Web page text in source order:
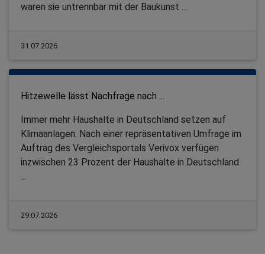
waren sie untrennbar mit der Baukunst ...
31.07.2026
Hitzewelle lässt Nachfrage nach ...
Immer mehr Haushalte in Deutschland setzen auf
Klimaanlagen. Nach einer repräsentativen Umfrage im
Auftrag des Vergleichsportals Verivox verfügen
inzwischen 23 Prozent der Haushalte in Deutschland
29.07.2026